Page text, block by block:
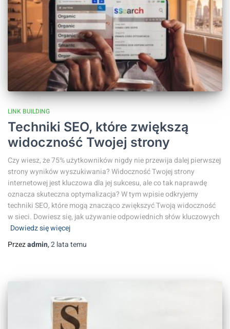
LINK BUILDING
Techniki SEO, które zwiększą
widoczność Twojej strony
Czy wiesz, że 75% użytkowników nigdy nie przewija dalej pierwszej
strony wyników wyszukiwania? Widoczność Twojej strony
internetowej jest kluczowa dla jej sukcesu, ale co tak naprawdę
oznacza skuteczna optymalizacja? W tym wpisie odkryjemy
techniki SEO, które mogą znacząco zwiększyć Twoją widoczność
w sieci. Dowiesz się, jak używanie odpowiednich słów kluczowych
Dowiedz się więcej
Przezadmin,2 latatemu